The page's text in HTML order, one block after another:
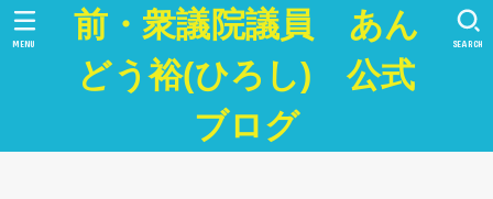
前・衆議院議員 あん
どう裕(ひろし) 公式
ブログ
SEARCH
MENU